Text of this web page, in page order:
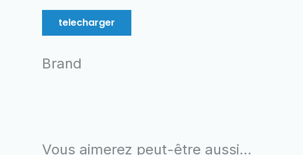
telecharger
Brand
Vous aimerez peut-être aussi…